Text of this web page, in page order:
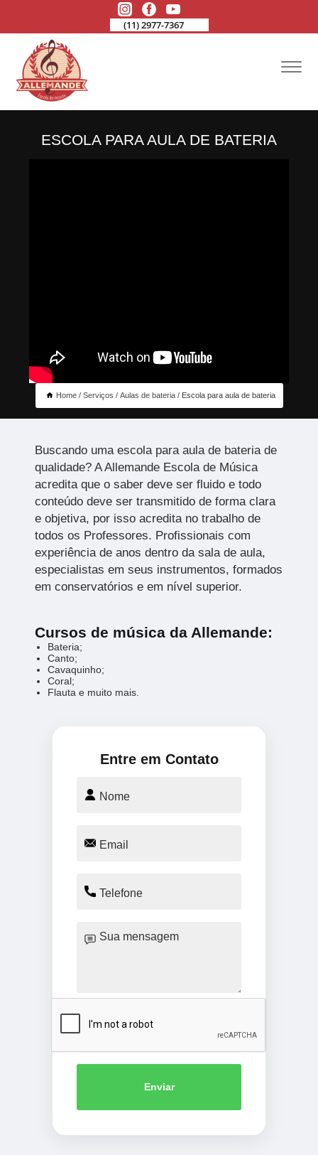
(11) 2977-7367
ESCOLA PARA AULA DE BATERIA
Home Serviços Aulas de bateria Escola para aula de bateria
Buscando uma escola para aula de bateria de
qualidade? A Allemande Escola de Música
acredita que o saber deve ser fluido e todo
conteúdo deve ser transmitido de forma clara
e objetiva, por isso acredita no trabalho de
todos os Professores. Profissionais com
experiência de anos dentro da sala de aula,
especialistas em seus instrumentos, formados
em conservatórios e em nível superior.
Cursos de música da Allemande:
Bateria;
Canto;
Cavaquinho;
Coral;
Flauta e muito mais.
Entre em Contato
Enviar